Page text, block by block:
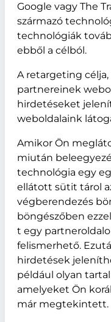
Google vagy The
származó
technológiák
ebből a célból.
A retargeting
partnereinek
hirdetéseket
weboldalaink
Amikor Ön
miután
technológia egy
ellátott sütit tárol
végberendezés
böngészőben
t egy
felismerhető.
hirdetések
például olyan
amelyeket Ön
már megtekintett.